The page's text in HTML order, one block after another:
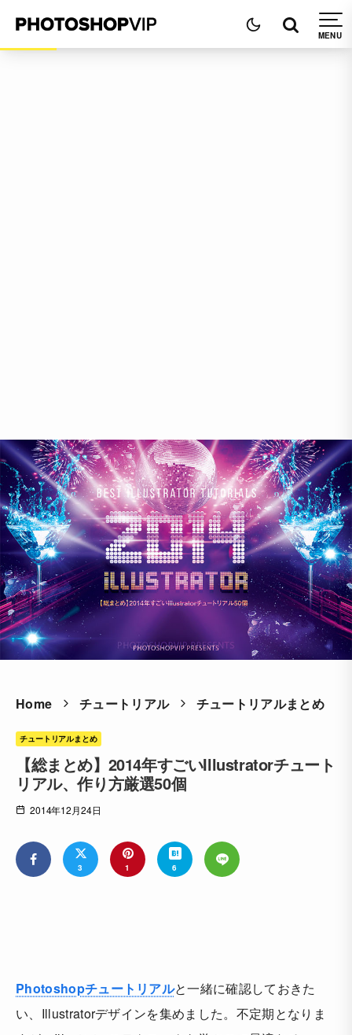
Home チュートリアル チュートリアルまとめ
チュートリアルまとめ
【総まとめ】2014年すごいIllustratorチュート
リアル、作り方厳選50個
2014年12月24日
3 1 6
Photoshopチュートリアルと一緒に確認しておきた
い、Illustratorデザインを集めました。不定期となりま